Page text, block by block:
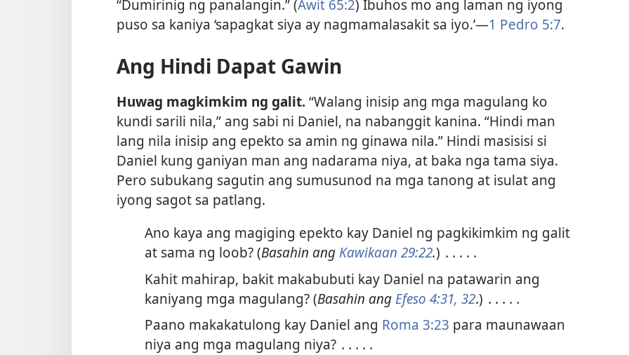
“Dumirinig ng panalangin.” (Awit 65:2) Ibuhos mo ang laman ng iyong
puso sa kaniya ‘sapagkat siya ay nagmamalasakit sa iyo.’​—1 Pedro 5:7.
Ang Hindi Dapat Gawin
Huwag magkimkim ng galit.“Walang inisip ang mga magulang ko
kundi sarili nila,” ang sabi ni Daniel, na nabanggit kanina. “Hindi man
lang nila inisip ang epekto sa amin ng ginawa nila.” Hindi masisisi si
Daniel kung ganiyan man ang nadarama niya, at baka nga tama siya.
Pero subukang sagutin ang sumusunod na mga tanong at isulat ang
iyong sagot sa patlang.
Ano kaya ang magiging epekto kay Daniel ng pagkikimkim ng galit
at sama ng loob? (Basahin ang Kawikaan 29:22.) ․․․․․
Kahit mahirap, bakit makabubuti kay Daniel na patawarin ang
kaniyang mga magulang? (Basahin ang Efeso 4:31, 32.) ․․․․․
Paano makakatulong kay Daniel ang Roma 3:23 para maunawaan
niya ang mga magulang niya? ․․․․․